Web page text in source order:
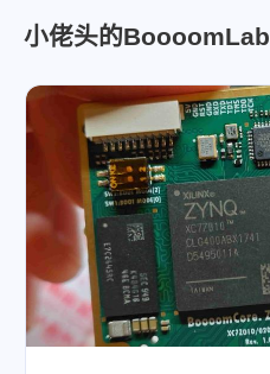
小佬头的BoooomLab